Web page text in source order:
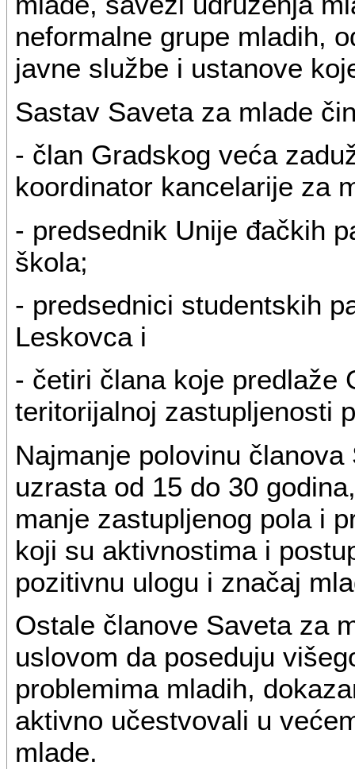
neformalne grupe mladih,
javne službe i ustanove
Sastav Saveta za mlade
- član Gradskog veća
koordinator kancelarije za
- predsednik Unije đačkih
škola;
- predsednici studentskih
Leskovca i
- četiri člana koje predlaže
teritorijalnoj zastupljenosti
Najmanje polovinu
uzrasta od 15 do 30
manje zastupljenog pola i
koji su aktivnostima i
pozitivnu ulogu i značaj
Ostale članove Saveta za
uslovom da poseduju
problemima mladih,
aktivno učestvovali u
mlade.